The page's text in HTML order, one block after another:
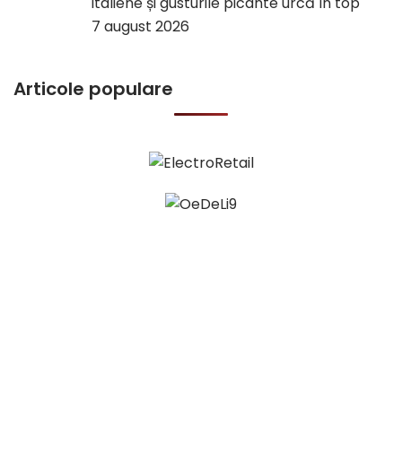
7 august 2026
Articole populare